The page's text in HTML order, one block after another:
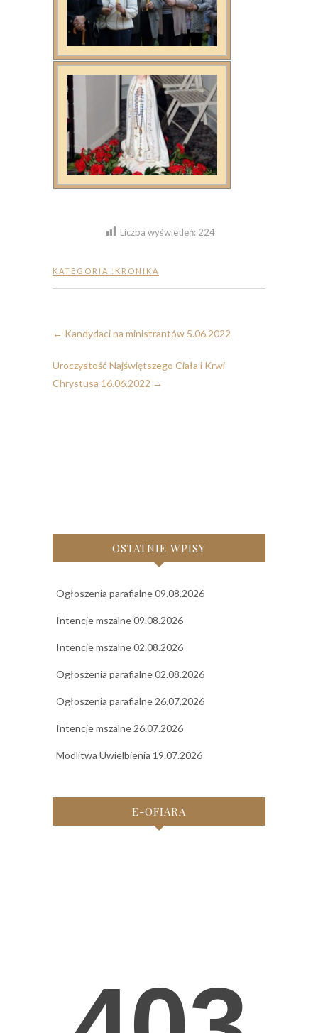
Liczba wyświetleń: 224
KATEGORIA : KRONIKA
← Kandydaci na ministrantów 5.06.2022
Uroczystość Najświętszego Ciała i Krwi
Chrystusa 16.06.2022 →
OSTATNIE WPISY
Ogłoszenia parafialne 09.08.2026
Intencje mszalne 09.08.2026
Intencje mszalne 02.08.2026
Ogłoszenia parafialne 02.08.2026
Ogłoszenia parafialne 26.07.2026
Intencje mszalne 26.07.2026
Modlitwa Uwielbienia 19.07.2026
E-OFIARA